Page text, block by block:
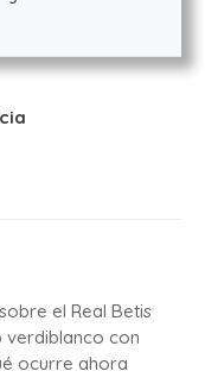
el Real Betis
verdiblanco con
ocurre ahora